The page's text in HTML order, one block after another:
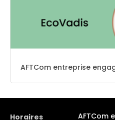
AFTCom entreprise
Horaires AFTCom